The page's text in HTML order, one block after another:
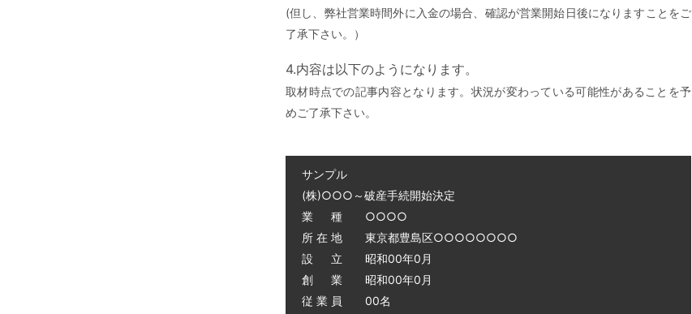
(但し、弊社営業時間外に入金の場合、確認が営業開始日後になりますことをご
了承下さい。）
4.内容は以下のようになります。
取材時点での記事内容となります。状況が変わっている可能性があることを予
めご了承下さい。
サンプル
(株)○○○～破産手続開始決定
業 種 ○○○○
所 在 地 東京都豊島区○○○○○○○○
設 立 昭和00年0月
創 業 昭和00年0月
従 業 員 00名